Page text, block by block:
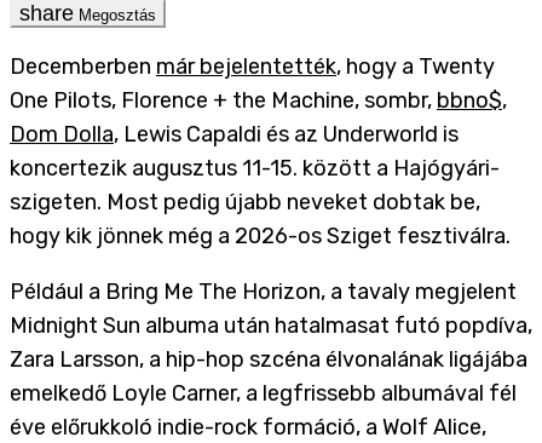
Megosztás
Decemberben már bejelentették, hogy a Twenty
One Pilots, Florence + the Machine, sombr, bbno$,
Dom Dolla, Lewis Capaldi és az Underworld is
koncertezik augusztus 11-15. között a Hajógyári-
szigeten. Most pedig újabb neveket dobtak be,
hogy kik jönnek még a 2026-os Sziget fesztiválra.
Például a Bring Me The Horizon, a tavaly megjelent
Midnight Sun albuma után hatalmasat futó popdíva,
Zara Larsson, a hip-hop szcéna élvonalának ligájába
emelkedő Loyle Carner, a legfrissebb albumával fél
éve előrukkoló indie-rock formáció, a Wolf Alice,